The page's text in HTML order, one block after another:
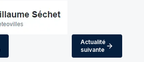
Actualité
suivante